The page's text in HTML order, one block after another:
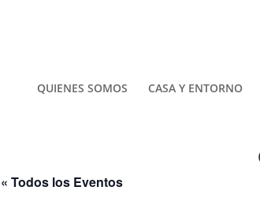
QUIENES SOMOS CASA Y ENTORNO
« Todos los Eventos